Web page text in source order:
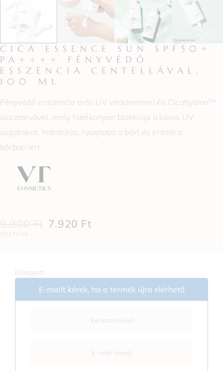
CICA ESSENCE SUN SPF50+
PA++++ FÉNYVÉDŐ
ESSZENCIA CENTELLÁVAL,
100 ML
Fényvédő esszencia erős UV védelemmel és Cicahyalon™
összetevővel, mely hatékonyan blokkolja a káros UV
sugarakat, hidratálja, nyugtatja a bőrt és erősíti a
bőrbarriert.
7.920 Ft
(79,2 Ft / ml)
Elfogyott
E-mailt kérek, ha a termék újra elérhető